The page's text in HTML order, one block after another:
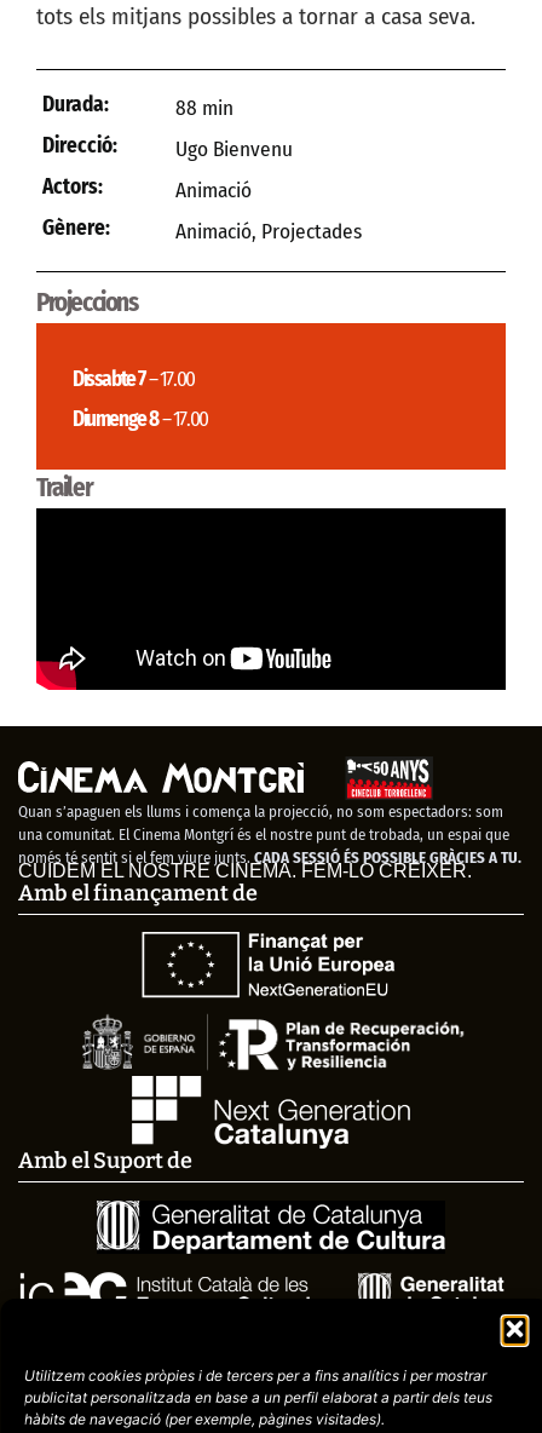
Utilitzem cookies pròpies i de tercers per a fins analítics i per mostrar
publicitatpersonalitzada en base a un perfil elaborat a partir dels teus
hàbits de navegació (perexemple, pàgines visitades).
tots els mitjans possibles a tornar a casa seva.
Durada:
88 min
Direcció:
Ugo Bienvenu
Actors:
Animació
Gènere:
Animació, Projectades
Projeccions
Dissabte 7– 17.00
Diumenge 8– 17.00
Trailer
Quan s’apaguen els llums i comença la projecció, no som espectadors: som
una comunitat. El Cinema Montgrí és el nostre punt de trobada, un espai que
només té sentit si el fem viure junts. CADA SESSIÓ ÉS POSSIBLE GRÀCIES A TU.
CUIDEM EL NOSTRE CINEMA. FEM-LO CRÉIXER.
Amb el finançament de
Amb el Suport de